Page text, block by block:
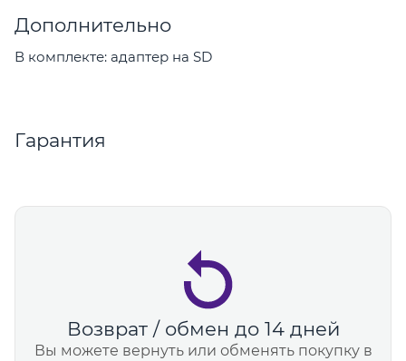
Дополнительно
В комплекте: адаптер на SD
Гарантия
Возврат / обмен до 14 дней
Вы можете вернуть или обменять покупку в